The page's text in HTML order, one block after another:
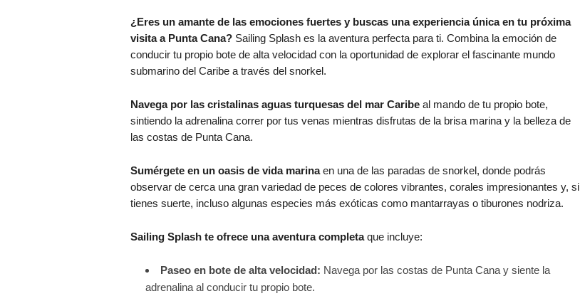
¿Eres un amante de las emociones fuertes y buscas una experiencia única en tu próxima
visita a Punta Cana?Sailing Splash es la aventura perfecta para ti. Combina la emoción de
conducir tu propio bote de alta velocidad con la oportunidad de explorar el fascinante mundo
submarino del Caribe a través del snorkel.
Navega por las cristalinas aguas turquesas del mar Caribeal mando de tu propio bote,
sintiendo la adrenalina correr por tus venas mientras disfrutas de la brisa marina y la belleza de
las costas de Punta Cana.
Sumérgete en un oasis de vida marinaen una de las paradas de snorkel, donde podrás
observar de cerca una gran variedad de peces de colores vibrantes, corales impresionantes y, si
tienes suerte, incluso algunas especies más exóticas como mantarrayas o tiburones nodriza.
Sailing Splash te ofrece una aventura completaque incluye:
Paseo en bote de alta velocidad: Navega por las costas de Punta Cana y siente la
adrenalina al conducir tu propio bote.